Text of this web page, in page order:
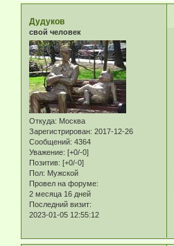
Дудуков
свой человек
Откуда: Москва
Зарегистрирован: 2017-12-26
Сообщений: 4364
Уважение: [+0/-0]
Позитив: [+0/-0]
Пол: Мужской
Провел на форуме:
2 месяца 16 дней
Последний визит:
2023-01-05 12:55:12